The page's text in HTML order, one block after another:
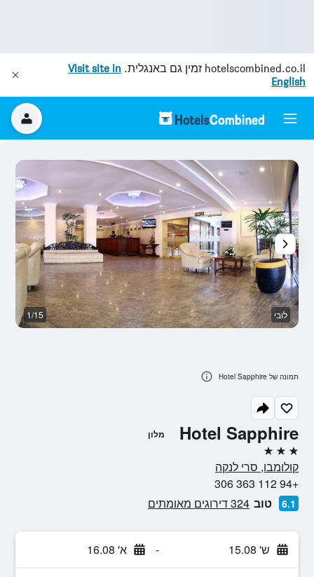
hotelscombined.co.il זמין גם באנגלית. Visit site in
English
Hotel Sapphire מלון
3 כוכבים
קולומבו, סרי לנקה
+94 112 363 306
6.1 טוב 324 דירוגים מאומתים
ש' 15.08 - א' 16.08
לובי 1/15
תמונה של Hotel Sapphire